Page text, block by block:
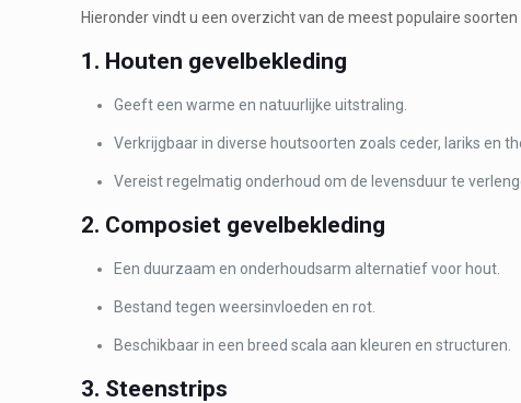
Hieronder vindt u een overzicht van de meest populaire
1. Houten gevelbekleding
Geeft een warme en natuurlijke uitstraling.
Verkrijgbaar in diverse houtsoorten zoals ceder, lariks en
Vereist regelmatig onderhoud om de levensduur te
2. Composiet gevelbekleding
Een duurzaam en onderhoudsarm alternatief voor hout.
Bestand tegen weersinvloeden en rot.
Beschikbaar in een breed scala aan kleuren en structuren.
3. Steenstrips